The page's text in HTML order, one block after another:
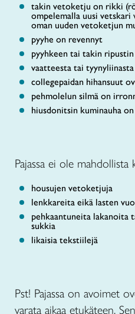
takin vetoketju on rikki
ompelemalla uusi vetskari
oman uuden vetoketjun
pyyhe on revennyt
pyyhkeen tai takin
vaatteesta tai
collegepaidan hihansuut
pehmolelun silmä on
hiusdonitsin kuminauha
Pajassa ei ole mahdollista
housujen vetoketjuja
lenkkareita eikä lasten
pehkaantuneita lakanoita
sukkia
likaisia tekstiilejä
Pst! Pajassa on avoimet
varata aikaa etukäteen.